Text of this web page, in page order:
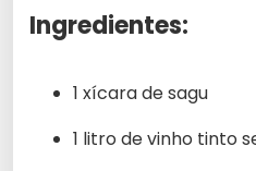
Ingredientes:
1 xícara de sagu
1 litro de vinho tinto